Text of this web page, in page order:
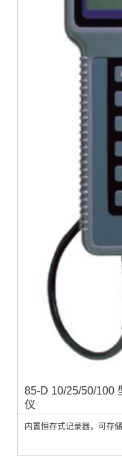
85-D 10/25/50/100
仪
内置恒存式记录器，可存